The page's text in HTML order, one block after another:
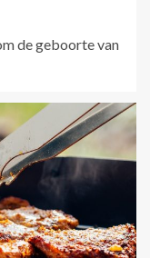
de geboorte van